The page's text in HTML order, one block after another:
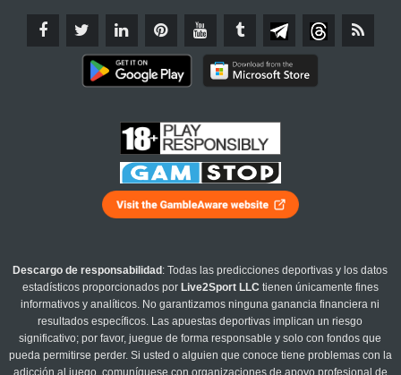
Descargo de responsabilidad : Todas las predicciones deportivas y los datos
estadísticos proporcionados por Live2Sport LLC tienen únicamente fines
informativos y analíticos. No garantizamos ninguna ganancia financiera ni
resultados específicos. Las apuestas deportivas implican un riesgo
significativo; por favor, juegue de forma responsable y solo con fondos que
pueda permitirse perder. Si usted o alguien que conoce tiene problemas con la